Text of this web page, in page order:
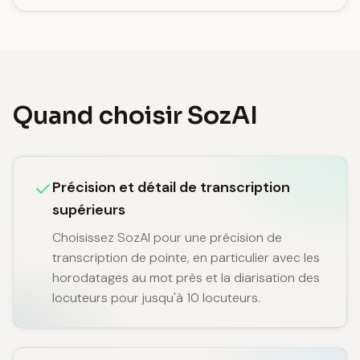
Quand choisir SozAI
Précision et détail de transcription
supérieurs
Choisissez SozAI pour une précision de
transcription de pointe, en particulier avec les
horodatages au mot près et la diarisation des
locuteurs pour jusqu'à 10 locuteurs.